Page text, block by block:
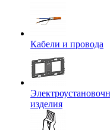
Кабели и провода
изделия